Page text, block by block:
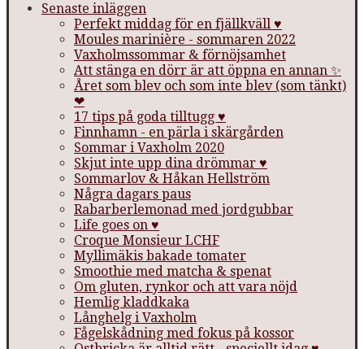
Senaste inläggen
Perfekt middag för en fjällkväll ♥
Moules marinière - sommaren 2022
Vaxholmssommar & förnöjsamhet
Att stänga en dörr är att öppna en annan ✨
Året som blev och som inte blev (som tänkt)
❤
17 tips på goda tilltugg ♥
Finnhamn - en pärla i skärgården
Sommar i Vaxholm 2020
Skjut inte upp dina drömmar ♥
Sommarlov & Håkan Hellström
Några dagars paus
Rabarberlemonad med jordgubbar
Life goes on ♥
Croque Monsieur LCHF
Myllimäkis bakade tomater
Smoothie med matcha & spenat
Om gluten, rynkor och att vara nöjd
Hemlig kladdkaka
Långhelg i Vaxholm
Fågelskådning med fokus på kossor